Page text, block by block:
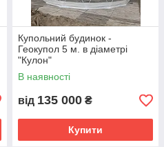
Купольний будинок -
Геокупол 5 м. в діаметрі
"Кулон"
В наявності
від 135 000 ₴
Купити